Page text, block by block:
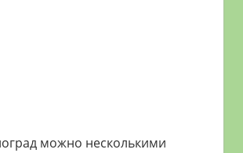
можно несколькими